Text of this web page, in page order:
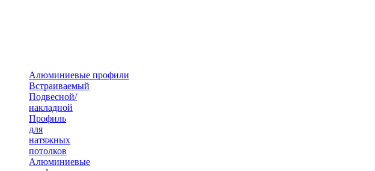
Алюминиевые профили
Встраиваемый
Подвесной/
накладной
Профиль
для
натяжных
потолков
Алюминиевые